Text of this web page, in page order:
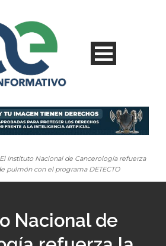
El Instituto Nacional de Cancerología refuerza
pulmón con el programa DETECTO
Nacional de